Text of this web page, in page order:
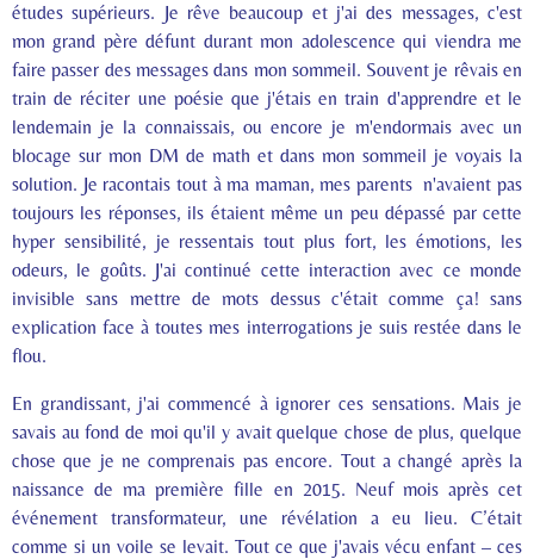
études supérieurs. Je rêve beaucoup et j'ai des messages, c'est
mon grand père défunt durant mon adolescence qui viendra me
faire passer des messages dans mon sommeil. Souvent je rêvais en
train de réciter une poésie que j'étais en train d'apprendre et le
lendemain je la connaissais, ou encore je m'endormais avec un
blocage sur mon DM de math et dans mon sommeil je voyais la
solution. Je racontais tout à ma maman, mes parents n'avaient pas
toujours les réponses, ils étaient même un peu dépassé par cette
hyper sensibilité, je ressentais tout plus fort, les émotions, les
odeurs, le goûts. J'ai continué cette interaction avec ce monde
invisible sans mettre de mots dessus c'était comme ça! sans
explication face à toutes mes interrogations je suis restée dans le
flou.
En grandissant, j'ai commencé à ignorer ces sensations. Mais je
savais au fond de moi qu'il y avait quelque chose de plus, quelque
chose que je ne comprenais pas encore. Tout a changé après la
naissance de ma première fille en 2015. Neuf mois après cet
événement transformateur, une révélation a eu lieu. C’était
comme si un voile se levait. Tout ce que j'avais vécu enfant – ces